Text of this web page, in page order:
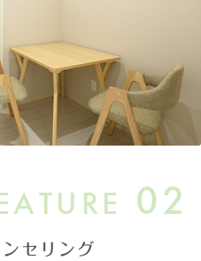
セリング
02